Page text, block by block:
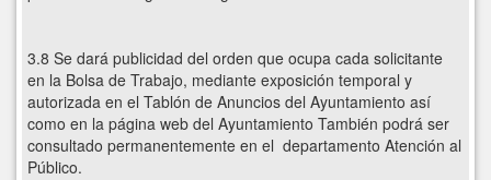
3.8 Se dará publicidad del orden que ocupa cada solicitante
en la Bolsa de Trabajo, mediante exposición temporal y
autorizada en el Tablón de Anuncios del Ayuntamiento así
como en la página web del Ayuntamiento También podrá ser
consultado permanentemente en el departamento Atención al
Público.